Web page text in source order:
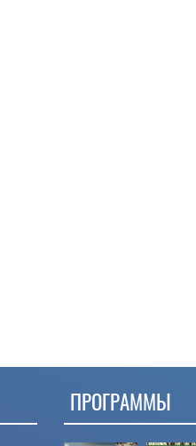
ПРОГРАММЫ